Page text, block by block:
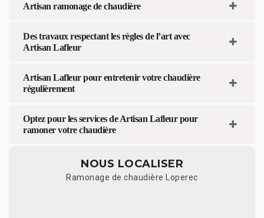
Artisan ramonage de chaudière
Des travaux respectant les règles de l’art avec
Artisan Lafleur
Artisan Lafleur pour entretenir votre chaudière
régulièrement
Optez pour les services de Artisan Lafleur pour
ramoner votre chaudière
NOUS LOCALISER
Ramonage de chaudière Loperec